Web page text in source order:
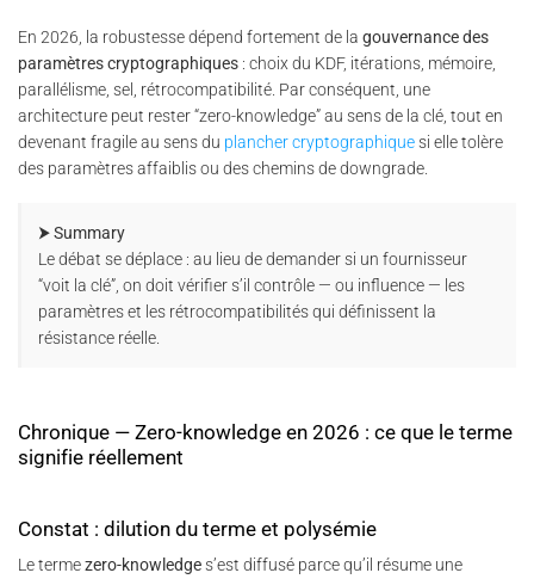
En 2026, la robustesse dépend fortement de la gouvernance des
paramètres cryptographiques : choix du KDF, itérations, mémoire,
parallélisme, sel, rétrocompatibilité. Par conséquent, une
architecture peut rester “zero-knowledge” au sens de la clé, tout en
devenant fragile au sens du plancher cryptographiquesi elle tolère
des paramètres affaiblis ou des chemins de downgrade.
⮞ Summary
Le débat se déplace : au lieu de demander si un fournisseur
“voit la clé”, on doit vérifier s’il contrôle — ou influence — les
paramètres et les rétrocompatibilités qui définissent la
résistance réelle.
Chronique — Zero-knowledge en 2026 : ce que le terme
signifie réellement
Constat : dilution du terme et polysémie
Le termezero-knowledges’est diffusé parce qu’il résume une